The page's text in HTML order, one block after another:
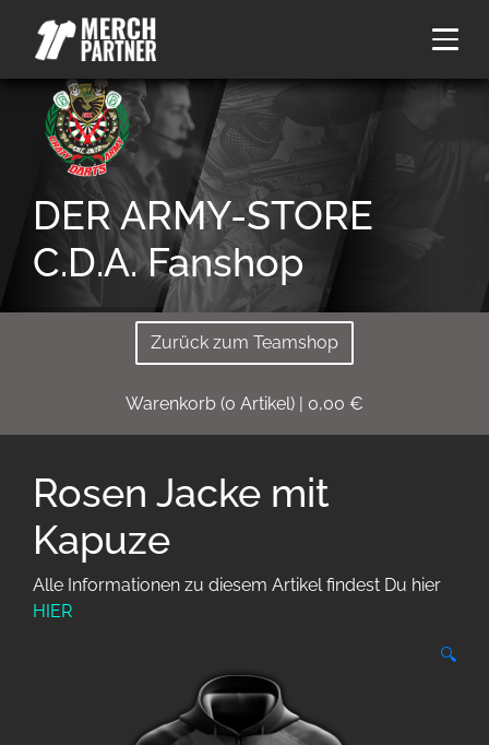
DER ARMY-STORE
C.D.A. Fanshop
Zurück zum Teamshop
Warenkorb (0 Artikel) | 0,00 €
Rosen Jacke mit
Kapuze
Alle Informationen zu diesem Artikel findest Du hier
HIER
🔍